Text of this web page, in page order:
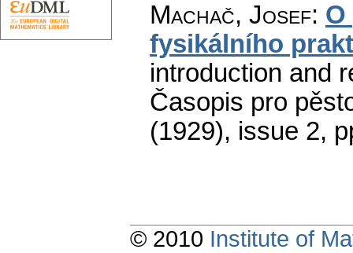
Machač, Josef: O
fysikálního
introduction and
Časopis pro
(1929), issue 2,
© 2010 Institute of